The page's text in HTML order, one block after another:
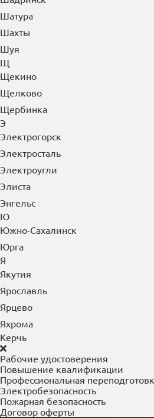
Ш
Шадринск
Шатура
Шахты
Шуя
Щ
Щекино
Щелково
Щербинка
Э
Электрогорск
Электросталь
Электроугли
Элиста
Энгельс
Ю
Южно-Сахалинск
Юрга
Я
Якутия
Ярославль
Ярцево
Яхрома
Керчь
Рабочие удостоверения
Повышение квалификации
Профессиональная переподготовка
Электробезопасность